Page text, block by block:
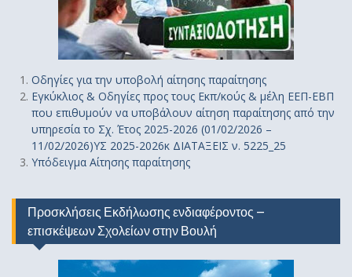
Οδηγίες για την υποβολή αίτησης παραίτησης
Εγκύκλιος & Οδηγίες προς τους Εκπ/κούς & μέλη ΕΕΠ-ΕΒΠ
που επιθυμούν να υποβάλουν αίτηση παραίτησης από την
υπηρεσία το Σχ. Έτος 2025-2026 (01/02/2026 –
11/02/2026)ΥΣ 2025-2026κ ΔΙΑΤΑΞΕΙΣ ν. 5225_25
Υπόδειγμα Αίτησης παραίτησης
Προσκλήσεις Εκδήλωσης ενδιαφέροντος –
επισκέψεων Σχολείων στην Βουλή